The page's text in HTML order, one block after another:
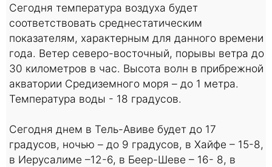
Сегодня температура воздуха будет
соответствовать среднестатическим
показателям, характерным для данного времени
года. Ветер северо-восточный, порывы ветра до
30 километров в час. Высота волн в прибрежной
акватории Средиземного моря – до 1 метра.
Температура воды - 18 градусов.
Сегодня днем в Тель-Авиве будет до 17
градусов, ночью – до 9 градусов, в Хайфе – 15-8,
в Иерусалиме –12-6, в Беер-Шеве – 16- 8, в